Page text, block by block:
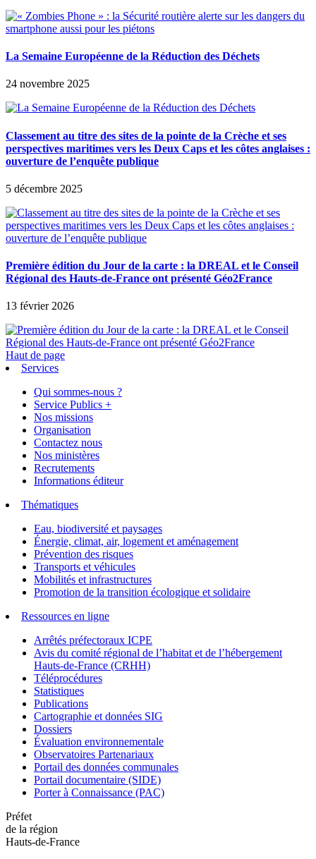
La Semaine Européenne de la Réduction des Déchets
24 novembre 2025
Classement au titre des sites de la pointe de la Crèche et ses
perspectives maritimes vers les Deux Caps et les côtes anglaises :
ouverture de l’enquête publique
5 décembre 2025
Première édition du Jour de la carte : la DREAL et le Conseil
Régional des Hauts-de-France ont présenté Géo2France
13 février 2026
Haut de page
Services
Qui sommes-nous ?
Service Publics +
Nos missions
Organisation
Contactez nous
Nos ministères
Recrutements
Informations éditeur
Thématiques
Eau, biodiversité et paysages
Énergie, climat, air, logement et aménagement
Prévention des risques
Transports et véhicules
Mobilités et infrastructures
Promotion de la transition écologique et solidaire
Ressources en ligne
Arrêtés préfectoraux ICPE
Avis du comité régional de l’habitat et de l’hébergement
Hauts-de-France (CRHH)
Téléprocédures
Statistiques
Publications
Cartographie et données SIG
Dossiers
Évaluation environnementale
Observatoires Partenariaux
Portail des données communales
Portail documentaire (SIDE)
Porter à Connaissance (PAC)
Préfet
de la région
Hauts-de-France